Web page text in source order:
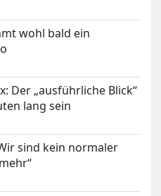
wohl bald ein
Der „ausführliche Blick“
lang sein
sind kein normaler